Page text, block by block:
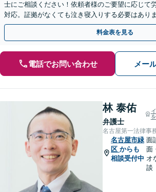
士にご相談ください！依頼者様のご要望に応じて
対応。証拠がなくても泣き寝入りする必要はあり
可】
料金表を見る
電話でお問い合わせ メー
林 泰佑
弁護士
名古屋第一法律事
名古屋市緑
区 からも
相談受付中
面
面
オ
談